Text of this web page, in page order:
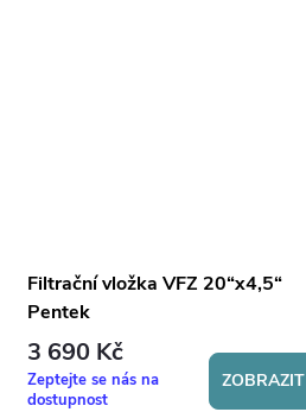
Filtrační vložka VFZ 20“x4,5“
Pentek
3 690 Kč
Zeptejte se nás na
dostupnost
ZOBRAZIT